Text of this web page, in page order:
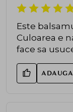
Este
Culoarea e
face sa